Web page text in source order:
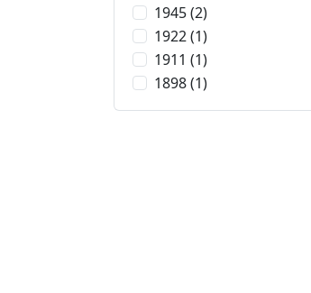
1945 (2)
1922 (1)
1911 (1)
1898 (1)